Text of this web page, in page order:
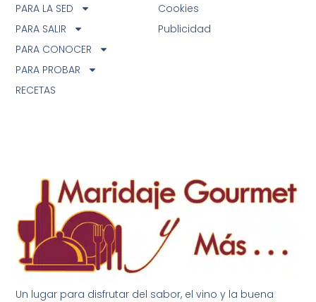
Un lugar para disfrutar del sabor, el vino y la buena
Cookies
Publicidad
PARA LA SED
PARA SALIR
PARA CONOCER
PARA PROBAR
RECETAS